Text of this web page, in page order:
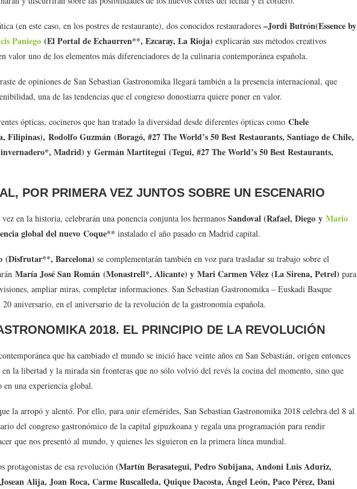
(en este caso, en los postres de restaurante), dos conocidos restauradores –Jordi Butrón(Essence by
Paniego (El Portal de Echaurren**, Ezcaray, La Rioja) explicarán sus métodos creativos
valor uno de los elementos más diferenciadores de la culinaria contemporánea española.
de opiniones de San Sebastian Gastronomika llegará también a la presencia internacional, que
una de las tendencias que el congreso donostiarra quiere poner en valor.
ópticas, cocineros que han tratado la diversidad desde diferentes ópticas como Chele
Filipinas), Rodolfo Guzmán (Boragó, #27 The World’s 50 Best Restaurants, Santiago de Chile,
Madrid) y Germán Martitegui (Tegui, #27 The World’s 50 Best Restaurants,
POR PRIMERA VEZ JUNTOS SOBRE UN ESCENARIO
en la historia, celebrarán una ponencia conjunta los hermanos Sandoval (Rafael, Diego y Mario
global del nuevo Coque** instalado el año pasado en Madrid capital.
(Disfrutar**, Barcelona) se complementarán también en voz para trasladar su trabajo sobre el
María José San Román (Monastrell*, Alicante) y Mari Carmen Vélez (La Sirena, Petrel) para
ampliar miras, completar informaciones. San Sebastian Gastronomika – Euskadi Basque
20 aniversario, en el aniversario de la revolución de la gastronomía española.
2018. EL PRINCIPIO DE LA REVOLUCIÓN
que ha cambiado el mundo se inició hace veinte años en San Sebastián, origen entonces
la libertad y la mirada sin fronteras que no sólo volvió del revés la cocina del momento, sino que
una experiencia global.
la arropó y alentó. Por ello, para unir efemérides, San Sebastian Gastronomika 2018 celebra del 8 al
del congreso gastronómico de la capital gipuzkoana y regala una programación para rendir
que nos presentó al mundo, y quienes les siguieron en la primera línea mundial.
protagonistas de esa revolución (Martín Berasategui, Pedro Subijana, Andoni Luis Aduriz,
Alija, Joan Roca, Carme Ruscalleda, Quique Dacosta, Ángel León, Paco Pérez, Dani